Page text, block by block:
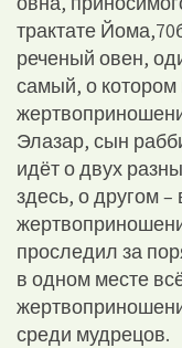
трактате
реченый овен,
самый, о котором
Элазар, сын
идёт о двух
здесь, о другом
проследил за
в одном месте
среди мудрецов.